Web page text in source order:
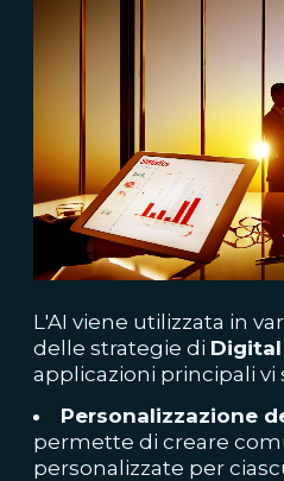
L'AI viene utilizzata in
delle strategie di
applicazioni principali vi
Personalizzazione
permette di creare
personalizzate per